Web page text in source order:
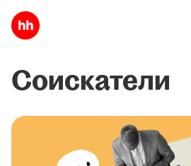
Соискатели